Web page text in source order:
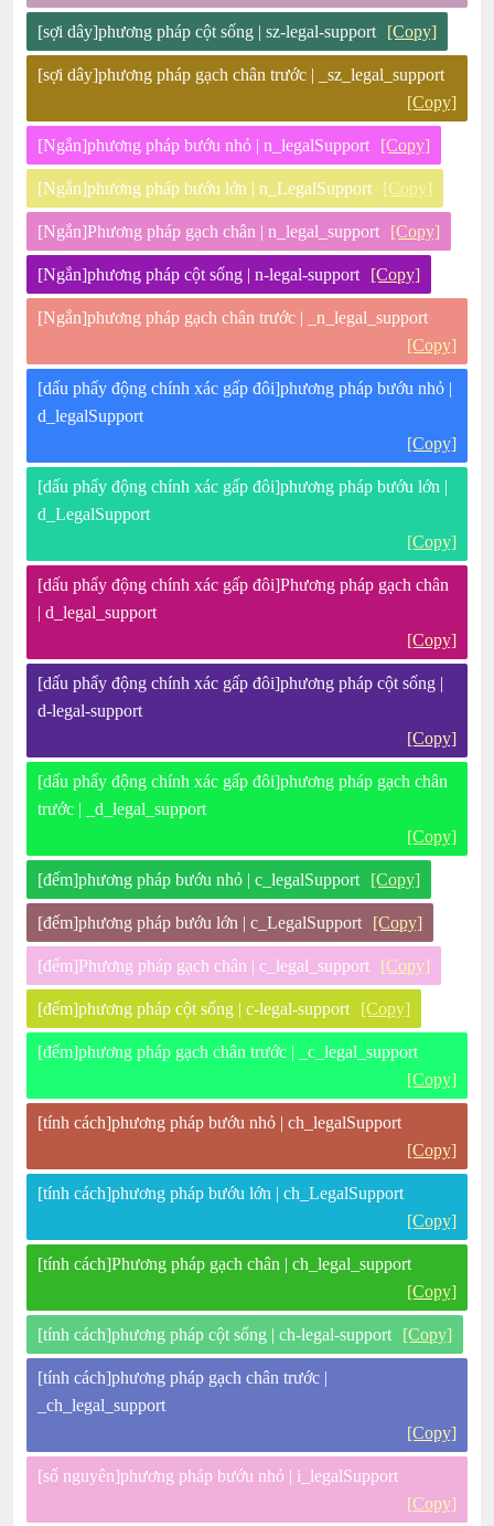
[sợi dây]phương pháp cột sống | sz-legal-support [Copy]
[sợi dây]phương pháp gạch chân trước | _sz_legal_support
[Copy]
[Ngắn]phương pháp bướu nhỏ | n_legalSupport [Copy]
[Ngắn]phương pháp bướu lớn | n_LegalSupport [Copy]
[Ngắn]Phương pháp gạch chân | n_legal_support [Copy]
[Ngắn]phương pháp cột sống | n-legal-support [Copy]
[Ngắn]phương pháp gạch chân trước | _n_legal_support
[Copy]
[dấu phẩy động chính xác gấp đôi]phương pháp bướu nhỏ |
d_legalSupport
[Copy]
[dấu phẩy động chính xác gấp đôi]phương pháp bướu lớn |
d_LegalSupport
[Copy]
[dấu phẩy động chính xác gấp đôi]Phương pháp gạch chân
| d_legal_support
[Copy]
[dấu phẩy động chính xác gấp đôi]phương pháp cột sống |
d-legal-support
[Copy]
[dấu phẩy động chính xác gấp đôi]phương pháp gạch chân
trước | _d_legal_support
[Copy]
[đếm]phương pháp bướu nhỏ | c_legalSupport [Copy]
[đếm]phương pháp bướu lớn | c_LegalSupport [Copy]
[đếm]Phương pháp gạch chân | c_legal_support [Copy]
[đếm]phương pháp cột sống | c-legal-support [Copy]
[đếm]phương pháp gạch chân trước | _c_legal_support
[Copy]
[tính cách]phương pháp bướu nhỏ | ch_legalSupport
[Copy]
[tính cách]phương pháp bướu lớn | ch_LegalSupport
[Copy]
[tính cách]Phương pháp gạch chân | ch_legal_support
[Copy]
[tính cách]phương pháp cột sống | ch-legal-support [Copy]
[tính cách]phương pháp gạch chân trước |
_ch_legal_support
[Copy]
[số nguyên]phương pháp bướu nhỏ | i_legalSupport
[Copy]